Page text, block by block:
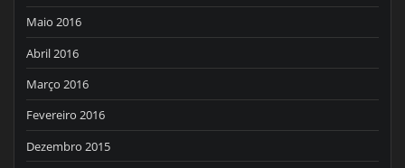
Maio 2016
Abril 2016
Março 2016
Fevereiro 2016
Dezembro 2015